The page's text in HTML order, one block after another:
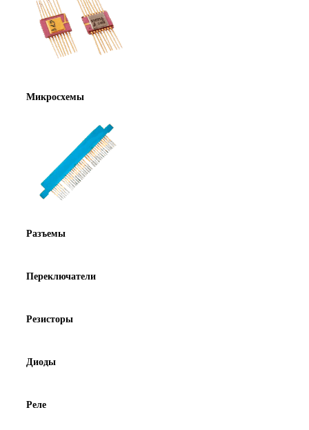
Микросхемы
Разъемы
Переключатели
Резисторы
Диоды
Реле